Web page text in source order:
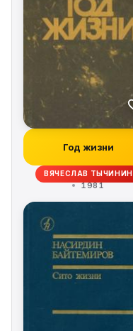
Год жизни
ВЯЧЕСЛАВ ТЫЧИНИН
1981